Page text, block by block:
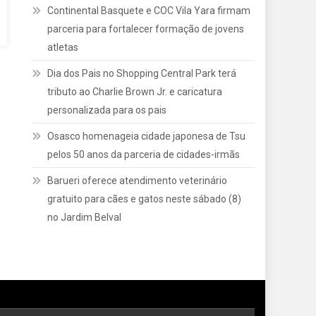
Continental Basquete e COC Vila Yara firmam
parceria para fortalecer formação de jovens
atletas
Dia dos Pais no Shopping Central Park terá
tributo ao Charlie Brown Jr. e caricatura
personalizada para os pais
Osasco homenageia cidade japonesa de Tsu
pelos 50 anos da parceria de cidades-irmãs
Barueri oferece atendimento veterinário
gratuito para cães e gatos neste sábado (8)
no Jardim Belval